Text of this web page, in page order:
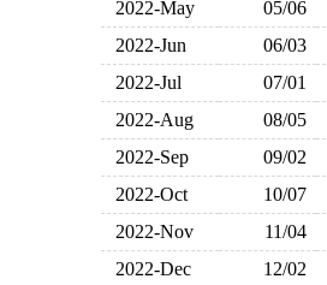
2022-May
05/06
2022-Jun
06/03
2022-Jul
07/01
2022-Aug
08/05
2022-Sep
09/02
2022-Oct
10/07
2022-Nov
11/04
2022-Dec
12/02